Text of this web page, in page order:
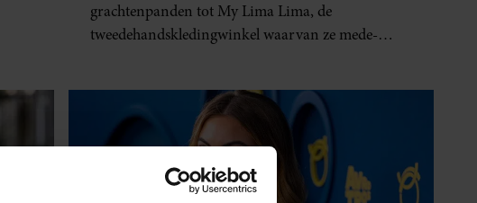
grachtenpanden tot My Lima Lima, de
tweedehandskledingwinkel waarvan ze mede-